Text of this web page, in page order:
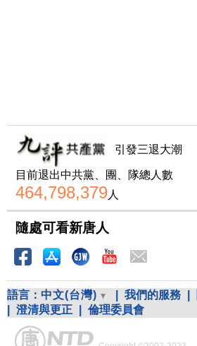
引發三退大潮
目前退出中共黨、團、隊總人數
464,798,379人
隨處可看新唐人
語言： 中文(台灣) 我們的服務
澄清與更正 倫理委員會